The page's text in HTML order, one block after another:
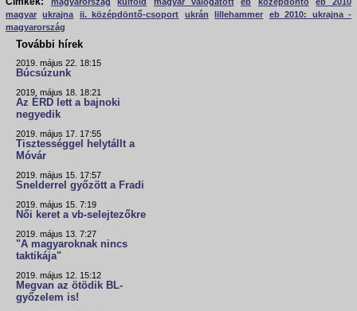
magyar
ukrajna ii. középdöntő-csoport ukrán lillehammer
eb 2010: ukrajna -
magyarország
További hírek
2019. május 22. 18:15
Búcsúzunk
2019. május 18. 18:21
Az ÉRD lett a bajnoki
negyedik
2019. május 17. 17:55
Tisztességgel helytállt a
Móvár
2019. május 15. 17:57
Snelderrel győzött a Fradi
2019. május 15. 7:19
Női keret a vb-selejtezőkre
2019. május 13. 7:27
"A magyaroknak nincs
taktikája"
2019. május 12. 15:12
Megvan az ötödik BL-
győzelem is!